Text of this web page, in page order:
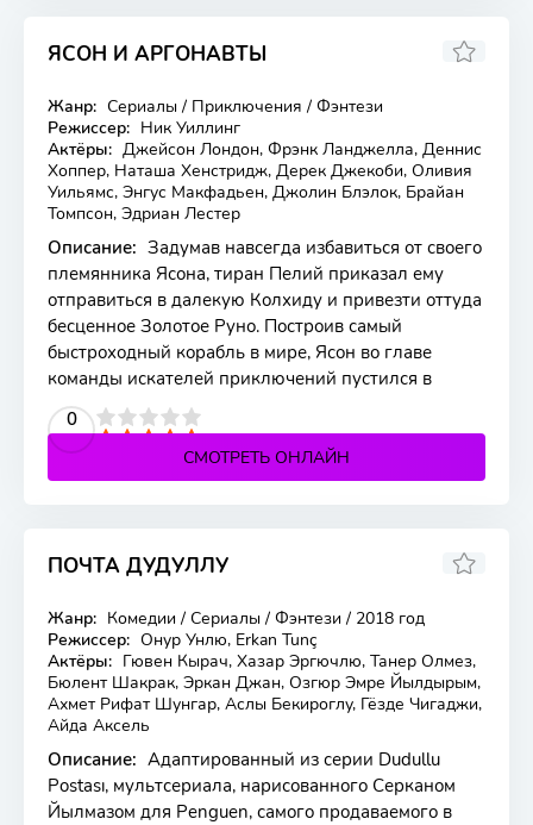
ЯСОН И АРГОНАВТЫ
2 серия
6.724
Жанр: Сериалы / Приключения / Фэнтези
Режиссер: Ник Уиллинг
Актёры: Джейсон Лондон, Фрэнк Ланджелла, Деннис
Хоппер, Наташа Хенстридж, Дерек Джекоби, Оливия
Уильямс, Энгус Макфадьен, Джолин Блэлок, Брайан
Томпсон, Эдриан Лестер
Описание: Задумав навсегда избавиться от своего
племянника Ясона, тиран Пелий приказал ему
отправиться в далекую Колхиду и привезти оттуда
бесценное Золотое Руно. Построив самый
быстроходный корабль в мире, Ясон во главе
команды искателей приключений пустился в
0
4 5
СМОТРЕТЬ ОНЛАЙН
ПОЧТА ДУДУЛЛУ
13 серия
5.4
Жанр: Комедии / Сериалы / Фэнтези / 2018 год
Режиссер: Онур Унлю, Erkan Tunç
Актёры: Гювен Кырач, Хазар Эргючлю, Танер Олмез,
Бюлент Шакрак, Эркан Джан, Озгюр Эмре Йылдырым,
Ахмет Рифат Шунгар, Аслы Бекироглу, Гёзде Чигаджи,
Айда Аксель
Описание: Адаптированный из серии Dudullu
Postası, мультсериала, нарисованного Серканом
Йылмазом для Penguen, самого продаваемого в